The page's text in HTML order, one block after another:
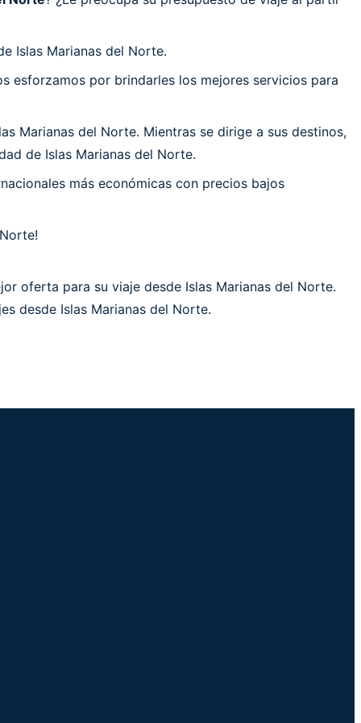
Islas Marianas del Norte.
esforzamos por brindarles los mejores servicios para
Marianas del Norte. Mientras se dirige a sus destinos,
de Islas Marianas del Norte.
más económicas con precios bajos
oferta para su viaje desde Islas Marianas del Norte.
desde Islas Marianas del Norte.